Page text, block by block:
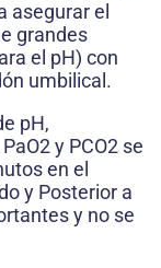
asegurar el
grandes
el pH) con
umbilical.
pH,
y PCO2 se
en el
y Posterior a
y no se